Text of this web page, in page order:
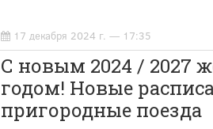
17 декабря 2024 г. — 17:35
С новым 2024 / 2027
годом! Новые
пригородные поезда